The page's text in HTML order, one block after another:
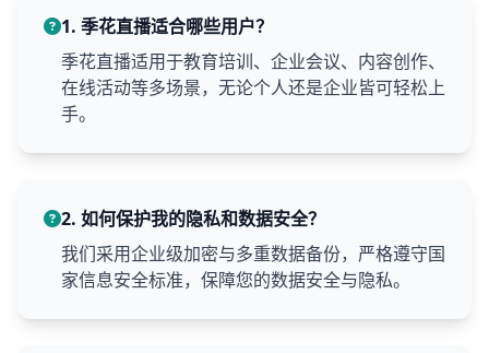
1. 季花直播适合哪些用户？
季花直播适用于教育培训、企业会议、内容创作、
在线活动等多场景，无论个人还是企业皆可轻松上
手。
2. 如何保护我的隐私和数据安全？
我们采用企业级加密与多重数据备份，严格遵守国
家信息安全标准，保障您的数据安全与隐私。